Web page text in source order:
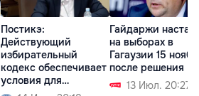
Постикэ:
Действующий
избирательный
кодекс обеспечивает
условия для
свободных выборов
Гайдаржи
на выборах в
Гагаузии 15
после решения
13 Июл. 20:27